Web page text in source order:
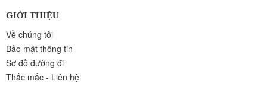
GIỚI THIỆU
Về chúng tôi
Bảo mật thông tin
Sơ đồ đường đi
Thắc mắc - Liên hệ